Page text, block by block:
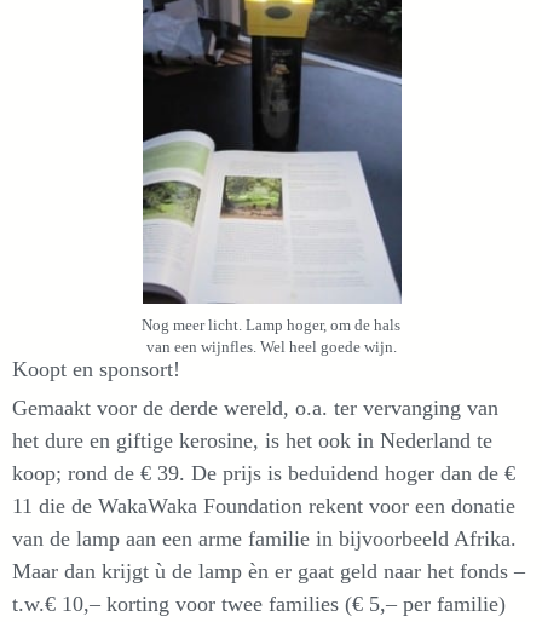
Nog meer licht. Lamp hoger, om de hals
van een wijnfles. Wel heel goede wijn.
Koopt en sponsort!
Gemaakt voor de derde wereld, o.a. ter vervanging van
het dure en giftige kerosine, is het ook in Nederland te
koop; rond de € 39. De prijs is beduidend hoger dan de €
11 die de WakaWaka Foundation rekent voor een donatie
van de lamp aan een arme familie in bijvoorbeeld Afrika.
Maar dan krijgt ù de lamp èn er gaat geld naar het fonds –
t.w.€ 10,– korting voor twee families (€ 5,– per familie)